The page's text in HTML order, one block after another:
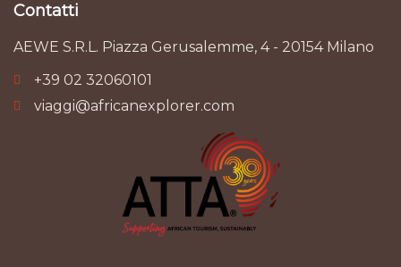
Contatti
AEWE S.R.L. Piazza Gerusalemme, 4 - 20154 Milano
+39 02 32060101
viaggi@africanexplorer.com